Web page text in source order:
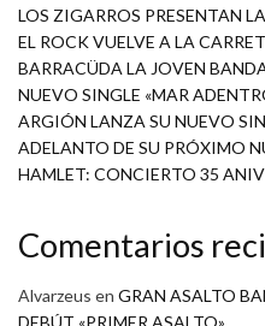
LOS ZIGARROS PRESENTAN
EL ROCK VUELVE A LA
BARRACÜDA LA JOVEN
NUEVO SINGLE «MAR
ARGIÓN LANZA SU NUEVO
ADELANTO DE SU PRÓXIMO
HAMLET: CONCIERTO 35
Comentarios
Alvarzeus en GRAN ASALTO